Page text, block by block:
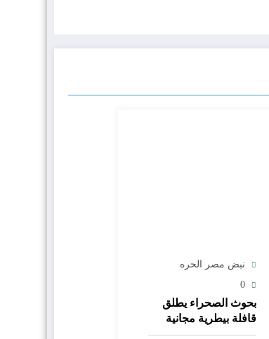
نبض مصر الحره
0
بحوث الصحراء يطلق
قافلة بيطرية مجانية
بالمغرة لدعم المربين